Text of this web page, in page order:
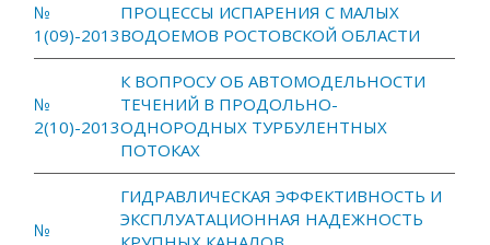
№
1(09)-2013
ПРОЦЕССЫ ИСПАРЕНИЯ С МАЛЫХ
ВОДОЕМОВ РОСТОВСКОЙ ОБЛАСТИ
№
2(10)-2013
К ВОПРОСУ ОБ АВТОМОДЕЛЬНОСТИ
ТЕЧЕНИЙ В ПРОДОЛЬНО-
ОДНОРОДНЫХ ТУРБУЛЕНТНЫХ
ПОТОКАХ
№
ГИДРАВЛИЧЕСКАЯ ЭФФЕКТИВНОСТЬ И
ЭКСПЛУАТАЦИОННАЯ НАДЕЖНОСТЬ